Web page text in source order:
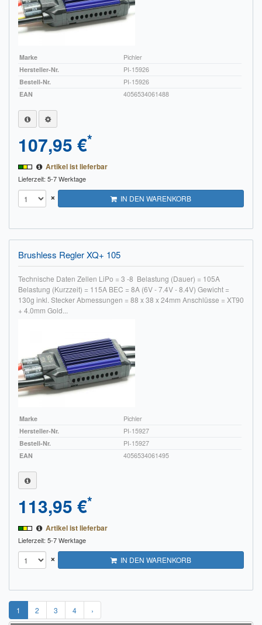
Marke
Pichler
Hersteller-Nr.
PI-15926
Bestell-Nr.
PI-15926
EAN
4056534061488
107,95 €*
Artikel ist lieferbar
Lieferzeit: 5-7 Werktage
× IN DEN WARENKORB
Brushless Regler XQ+ 105
Technische Daten Zellen LiPo = 3 -8 Belastung (Dauer) = 105A
Belastung (Kurzzeit) = 115A BEC = 8A (6V - 7.4V - 8.4V) Gewicht =
130g inkl. Stecker Abmessungen = 88 x 38 x 24mm Anschlüsse = XT90
+ 4.0mm Gold...
Marke
Pichler
Hersteller-Nr.
PI-15927
Bestell-Nr.
PI-15927
EAN
4056534061495
113,95 €*
Artikel ist lieferbar
Lieferzeit: 5-7 Werktage
× IN DEN WARENKORB
1 2 3 4 ›